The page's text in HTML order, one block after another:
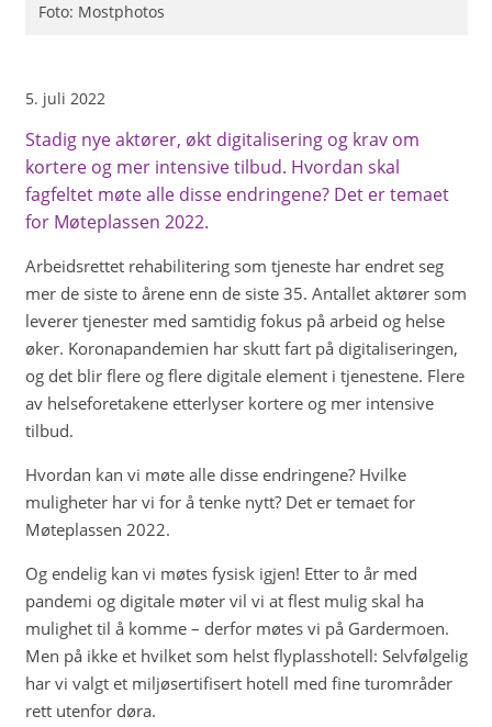
Foto: Mostphotos
5. juli 2022
Stadig nye aktører, økt digitalisering og krav om
kortere og mer intensive tilbud. Hvordan skal
fagfeltet møte alle disse endringene? Det er temaet
for Møteplassen 2022.
Arbeidsrettet rehabilitering som tjeneste har endret seg
mer de siste to årene enn de siste 35. Antallet aktører som
leverer tjenester med samtidig fokus på arbeid og helse
øker. Koronapandemien har skutt fart på digitaliseringen,
og det blir flere og flere digitale element i tjenestene. Flere
av helseforetakene etterlyser kortere og mer intensive
tilbud.
Hvordan kan vi møte alle disse endringene? Hvilke
muligheter har vi for å tenke nytt? Det er temaet for
Møteplassen 2022.
Og endelig kan vi møtes fysisk igjen! Etter to år med
pandemi og digitale møter vil vi at flest mulig skal ha
mulighet til å komme – derfor møtes vi på Gardermoen.
Men på ikke et hvilket som helst flyplasshotell: Selvfølgelig
har vi valgt et miljøsertifisert hotell med fine turområder
rett utenfor døra.